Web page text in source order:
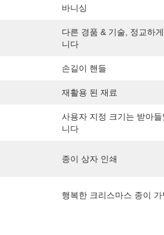
바니싱
다른 경품 & 기술, 정교하
니다
손길이 핸들
재활용 된 재료
사용자 지정 크기는 받아들
니다
종이 상자 인쇄
행복한 크리스마스 종이 가